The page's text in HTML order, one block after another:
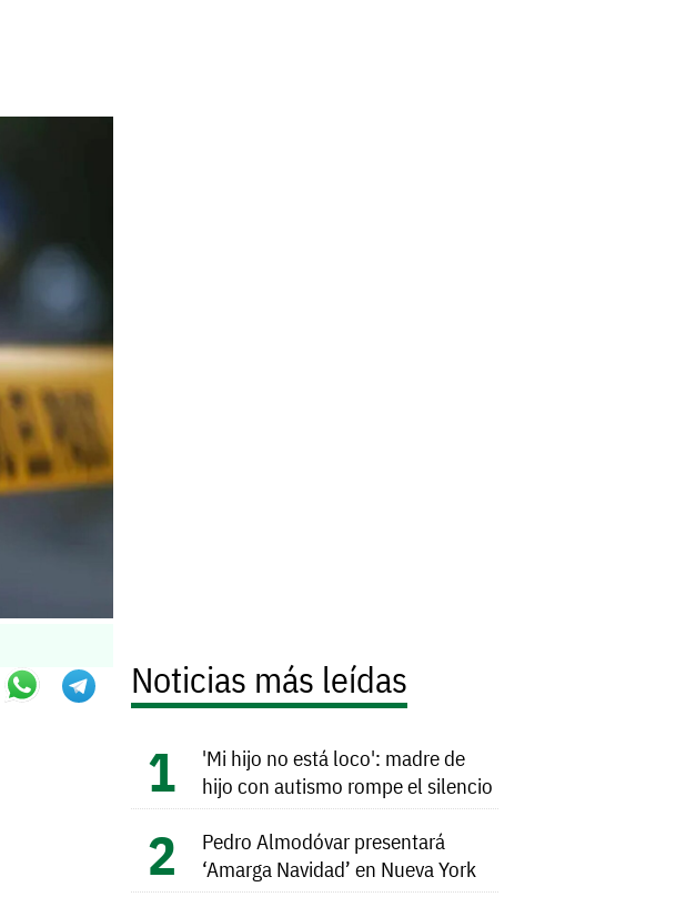
Noticias más leídas
'Mi hijo no está loco': madre de
hijo con autismo rompe el silencio
Pedro Almodóvar presentará
‘Amarga Navidad’ en Nueva York